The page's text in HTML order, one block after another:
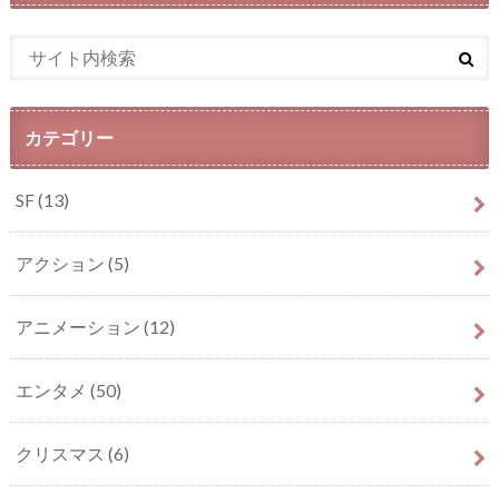
カテゴリー
SF(13)
アクション (5)
アニメーション (12)
エンタメ (50)
クリスマス (6)